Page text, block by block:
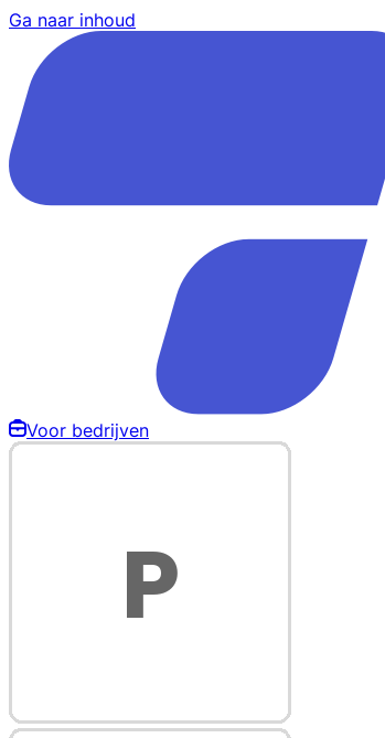
Ga naar inhoud
Voor bedrijven